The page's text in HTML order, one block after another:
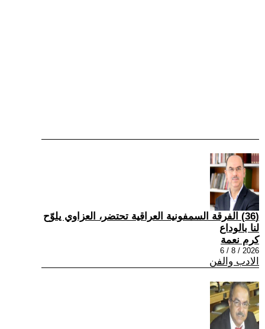
(36) الفرقة السمفونية العراقية تحتضر، العزاوي يلوّح
لنا بالوداع
كرم نعمة
2026 / 8 / 6
الادب والفن